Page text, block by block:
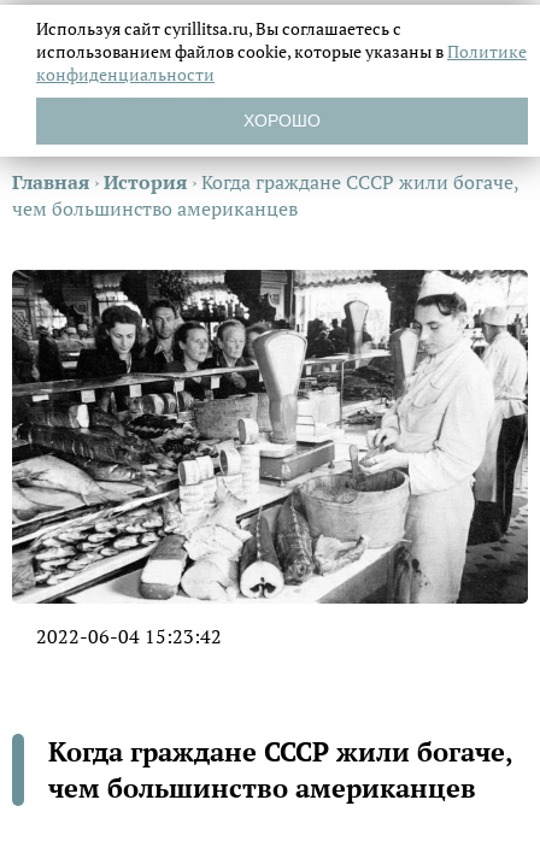
Главная ›История ›Когда граждане СССР жили богаче,
чем большинство американцев
2022-06-04 15:23:42
Когда граждане СССР жили богаче,
чем большинство американцев
Используя сайт cyrillitsa.ru, Вы соглашаетесь с
использованием файловcookie, которые указаны вПолитике
конфиденциальности
ХОРОШО